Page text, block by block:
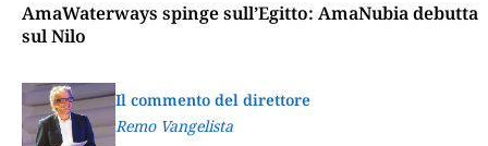
AmaWaterways spinge sull’Egitto: AmaNubia debutta
sul Nilo
Il commento del direttore
Remo Vangelista